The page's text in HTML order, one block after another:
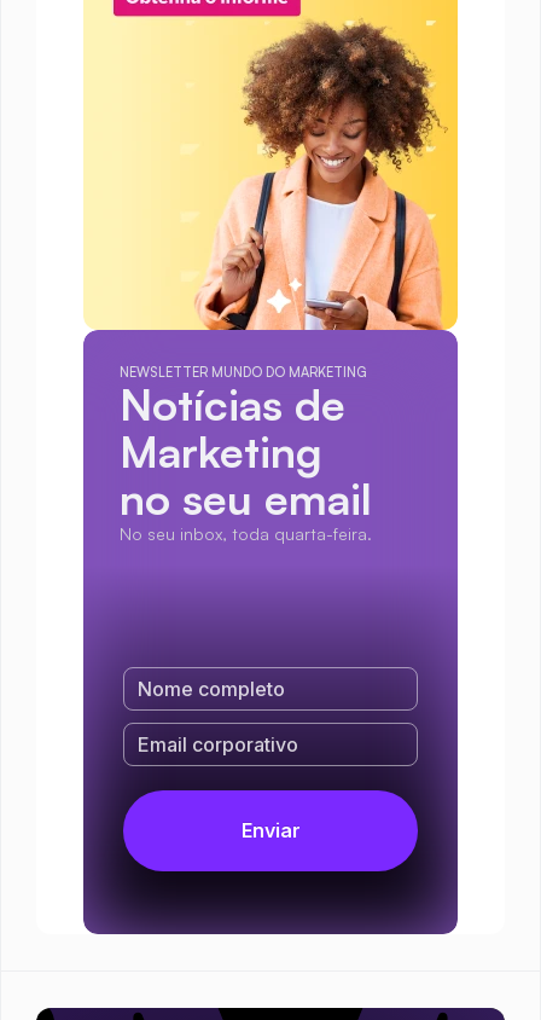
NEWSLETTER MUNDO DO MARKETING
Notícias de
Marketing
no seu email
No seu inbox, toda quarta-feira.